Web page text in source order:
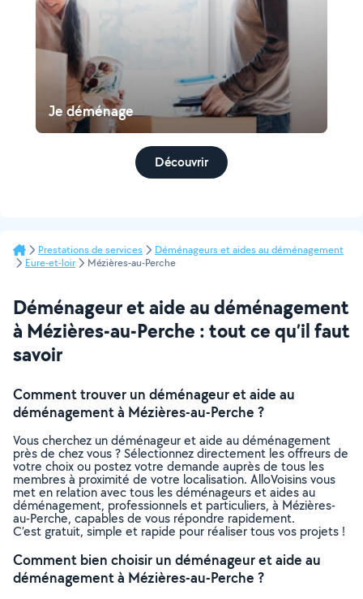
Je déménage
Découvrir
Prestations de services
Déménageurs et aides au déménagement
Eure-et-loir
Mézières-au-Perche
Déménageur et aide au déménagement
à Mézières-au-Perche : tout ce qu’il faut
savoir
Comment trouver un déménageur et aide au
déménagement à Mézières-au-Perche ?
Vous cherchez un déménageur et aide au déménagement
près de chez vous ? Sélectionnez directement les offreurs de
votre choix ou postez votre demande auprès de tous les
membres à proximité de votre localisation. AlloVoisins vous
met en relation avec tous les déménageurs et aides au
déménagement, professionnels et particuliers, à Mézières-
au-Perche, capables de vous répondre rapidement.
C’est gratuit, simple et rapide pour réaliser tous vos projets !
Comment bien choisir un déménageur et aide au
déménagement à Mézières-au-Perche ?